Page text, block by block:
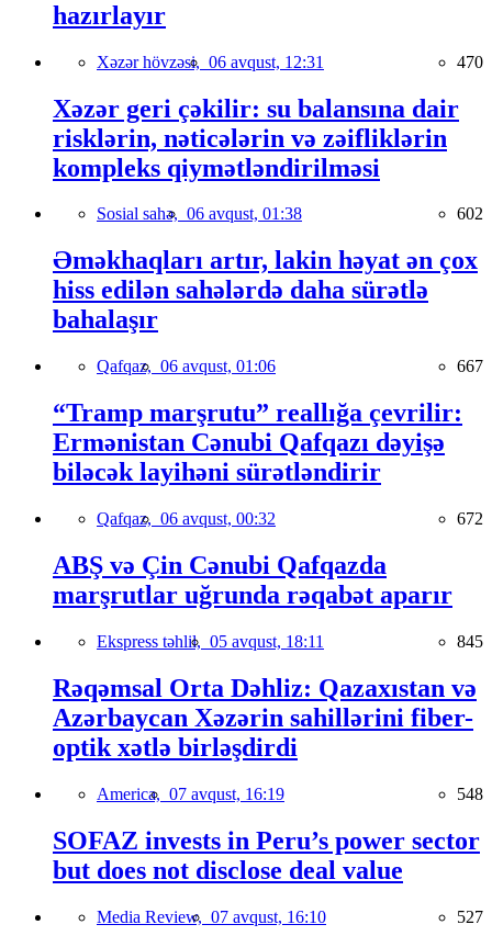
hazırlayır
Xəzər hövzəsi, 06 avqust, 12:31 470
Xəzər geri çəkilir: su balansına dair
risklərin, nəticələrin və zəifliklərin
kompleks qiymətləndirilməsi
Sosial sahə, 06 avqust, 01:38 602
Əməkhaqları artır, lakin həyat ən çox
hiss edilən sahələrdə daha sürətlə
bahalaşır
Qafqaz, 06 avqust, 01:06 667
“Tramp marşrutu” reallığa çevrilir:
Ermənistan Cənubi Qafqazı dəyişə
biləcək layihəni sürətləndirir
Qafqaz, 06 avqust, 00:32 672
ABŞ və Çin Cənubi Qafqazda
marşrutlar uğrunda rəqabət aparır
Ekspress təhlil, 05 avqust, 18:11 845
Rəqəmsal Orta Dəhliz: Qazaxıstan və
Azərbaycan Xəzərin sahillərini fiber-
optik xətlə birləşdirdi
America, 07 avqust, 16:19 548
SOFAZ invests in Peru’s power sector
but does not disclose deal value
Media Review, 07 avqust, 16:10 527